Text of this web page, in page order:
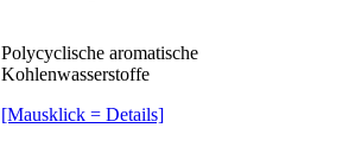
Polycyclische aromatische
Kohlenwasserstoffe
[Mausklick = Details]